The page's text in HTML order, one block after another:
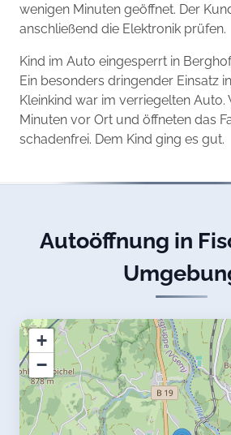
wenigen Minuten geöffnet. Der
anschließend die Elektronik prüfen.
Kind im Auto eingesperrt in
Ein besonders dringender Einsatz
Kleinkind war im verriegelten Auto.
Minuten vor Ort und öffneten das
schadenfrei. Dem Kind ging es gut.
Autoöffnung in
+
−